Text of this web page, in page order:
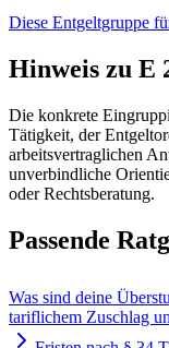
Diese Entgeltgruppe
Hinweis zu E
Die konkrete
Tätigkeit, der
arbeitsvertraglichen
unverbindliche
oder Rechtsberatung.
Passende
Was sind deine
tariflichem Zuschlag